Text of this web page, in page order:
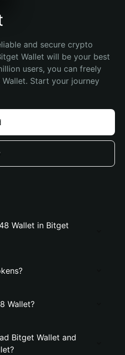
and secure crypto
Wallet will be your best
users, you can freely
Start your journey
Wallet in Bitget
Wallet?
Bitget Wallet and